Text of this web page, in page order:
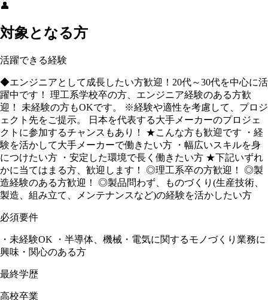
👤
対象となる方
活躍できる経験
◆エンジニアとして成長したい方歓迎！20代～30代を中心に活
躍中です！ 理工系学校卒の方、エンジニア経験のある方歓
迎！ 未経験の方もOKです。 ※経験や適性を考慮して、プロジ
ェクト先をご提示。 日本を代表する大手メーカーのプロジェ
クトに参加するチャンスもあり！ ★こんな方も歓迎です ・経
験を活かして大手メーカーで働きたい方 ・幅広いスキルを身
につけたい方 ・安定した環境で長く働きたい方 ★下記いずれ
かに当てはまる方、歓迎します！ ◎理工系卒の方歓迎！ ◎製
造経験のある方歓迎！ ◎製品問わず、ものづくり(生産技術、
製造、組み立て、メンテナンスなど)の経験を活かしたい方
必須要件
・未経験OK ・半導体、機械・電気に関するモノづくり業務に
興味・関心のある方
最終学歴
高校卒業